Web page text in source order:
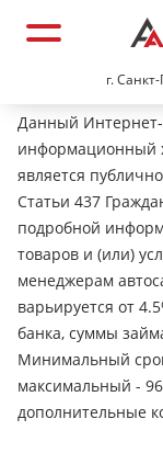
г.
Данный
информационный
является
Статьи 437
подробной
товаров и (или)
менеджерам
варьируется от
банка, суммы
Минимальный
максимальный -
дополнительные